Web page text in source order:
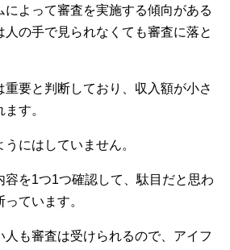
によって審査を実施する傾向がある
人の手で見られなくても審査に落と
重要と判断しており、収入額が小さ
す。
にはしていません。
容を1つ1つ確認して、駄目だと思わ
ています。
人も審査は受けられるので、アイフ